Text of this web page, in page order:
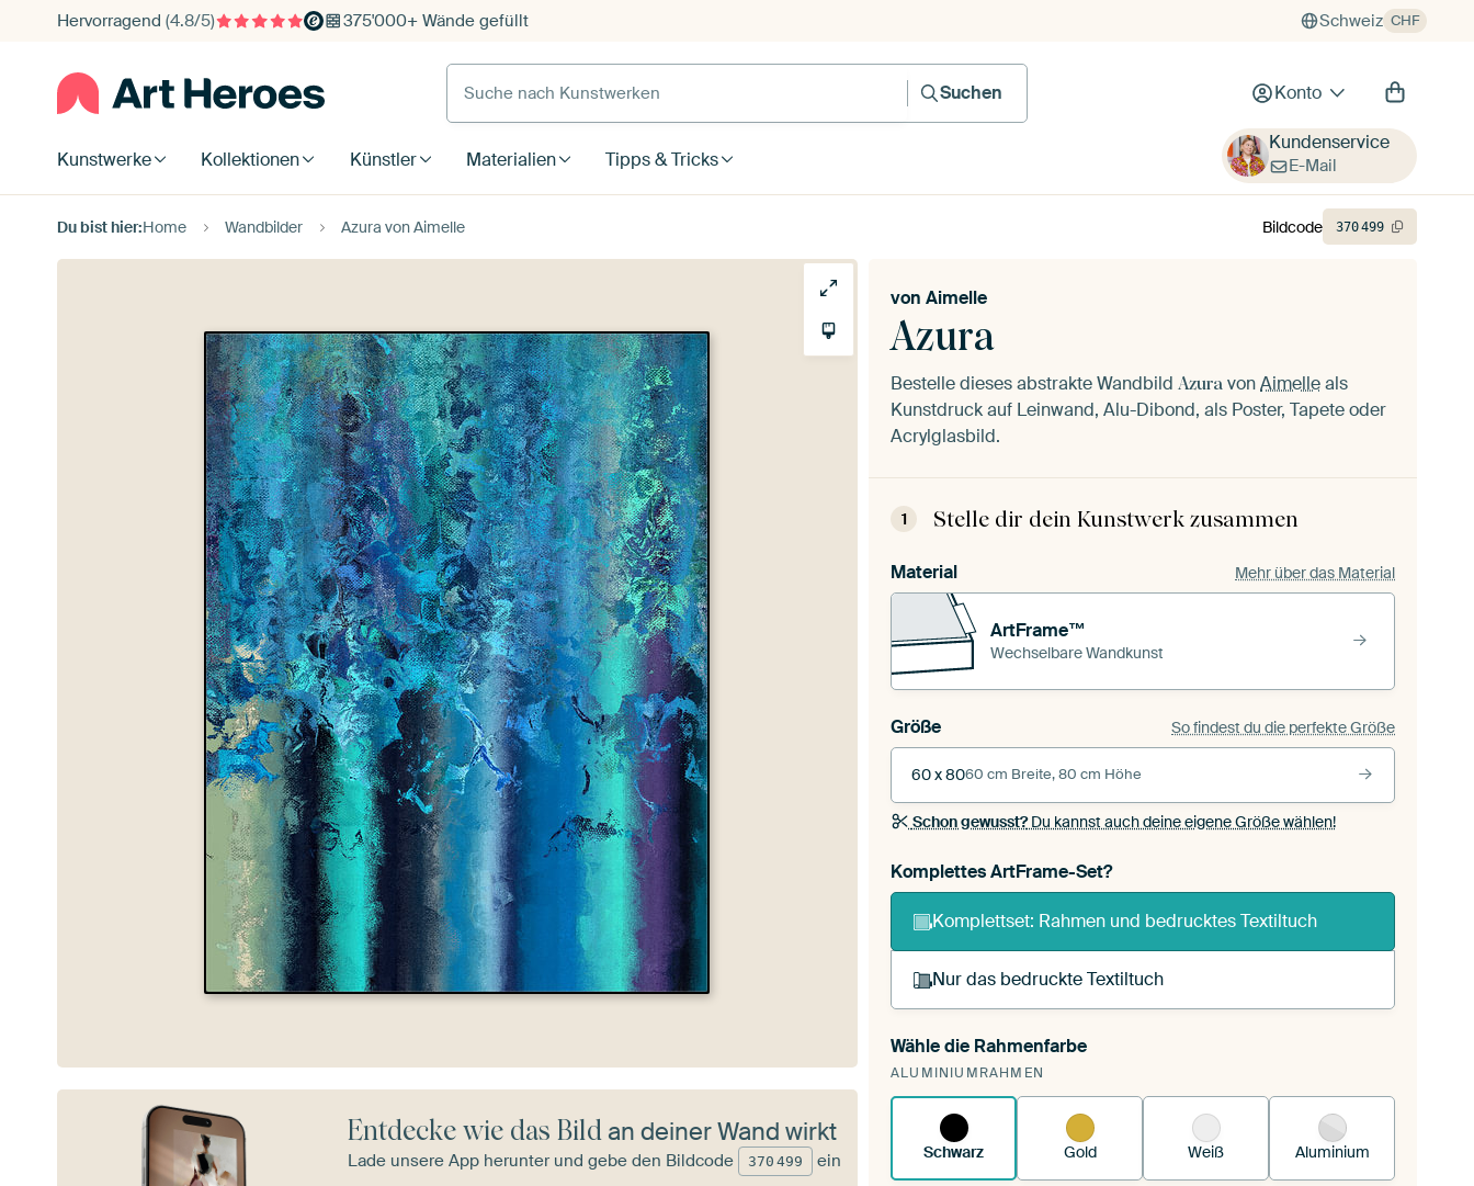
Hervorragend (4.8/5) 375'000+ Wände gefüllt Schweiz CHF
Suche nach Kunstwerken
Suchen
Konto
Kunstwerke Kollektionen Künstler Materialien Tipps & Tricks
Kundenservice
E-Mail
Du bist hier:Home Wandbilder Azura von Aimelle
Azura
von Aimelle
Bestelle dieses abstrakte Wandbild Azura vonAimelleals
Kunstdruck auf Leinwand, Alu-Dibond, als Poster, Tapete oder
Acrylglasbild.
1 Stelle dir dein Kunstwerk zusammen
Material Mehr über das Material
ArtFrame™
Wechselbare Wandkunst
Größe So findest du die perfekte Größe
60 x 8060 cm Breite, 80 cm Höhe
Schon gewusst?Du kannst auch deine eigene Größe wählen!
Komplettes ArtFrame-Set?
Komplettset: Rahmen und bedrucktes Textiltuch
Nur das bedruckte Textiltuch
Du spannst einen wechselbaren Textiltuch in deinen
vorhandenen ArtFrame™.
Wähle die Rahmenfarbe
ALUMINIUMRAHMEN
Schwarz Gold Weiß Aluminium
Bildcode 370499
Entdecke wie das Bildan deiner Wand wirkt
Lade unsere App herunter und gebe den Bildcode 370 499 ein